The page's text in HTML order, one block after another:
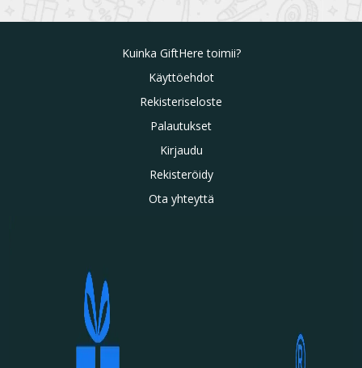
Kuinka GiftHere toimii?
Käyttöehdot
Rekisteriseloste
Palautukset
Kirjaudu
Rekisteröidy
Ota yhteyttä